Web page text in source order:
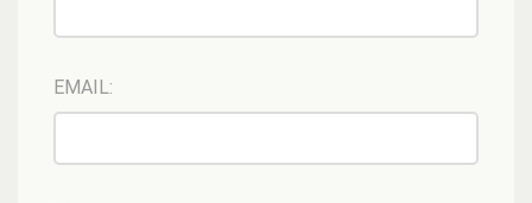
EMAIL: